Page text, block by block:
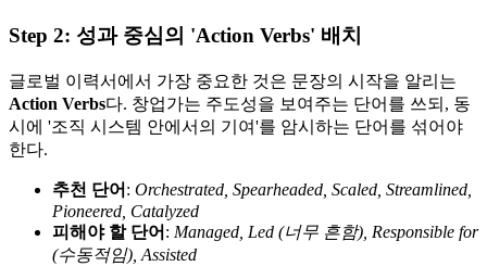
Step 2: 성과 중심의 'Action Verbs' 배치
글로벌 이력서에서 가장 중요한 것은 문장의 시작을 알리는 ​
Action Verbs다. 창업가는 주도성을 보여주는 단어를 쓰되, 동
시에 '조직 시스템 안에서의 기여'를 암시하는 단어를 섞어야
한다.
추천 단어 : Orchestrated, Spearheaded, Scaled, Streamlined,
Pioneered, Catalyzed
피해야 할 단어 : Managed, Led (너무 흔함), Responsible for
(수동적임), Assisted